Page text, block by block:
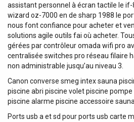
assistant personnel à écran tactile le if-
wizard oz-7000 en de sharp 1988 le
nous font confiance pour acheter et
solutions agile outils fai où acheter.
gérées par contrôleur omada wifi pro
centralisée switches pro réseau filaire
non administrable jusqu’au niveau 3.
Canon converse smeg intex sauna
piscine abri piscine volet piscine
piscine alarme piscine accessoire sauna.
Ports usb a et sd pour ports usb carte